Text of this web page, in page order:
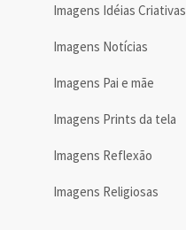
Imagens Idéias Criativas
Imagens Notícias
Imagens Pai e mãe
Imagens Prints da tela
Imagens Reflexão
Imagens Religiosas